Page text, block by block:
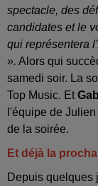
spectacle, des
candidates et le
qui représentera
». Alors qui
samedi soir. La
Top Music. Et
l'équipe de
de la soirée.
Et déjà la
Depuis quelques